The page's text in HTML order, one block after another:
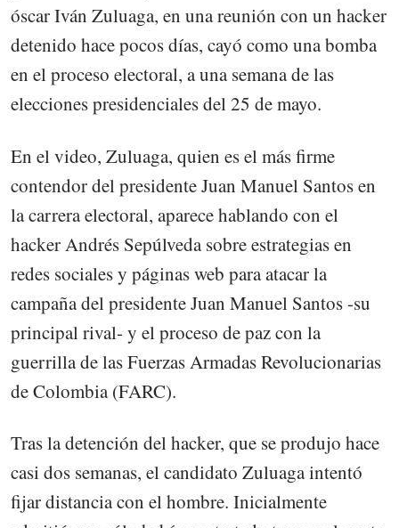
óscar Iván Zuluaga, en una reunión con un hacker
detenido hace pocos días, cayó como una bomba
en el proceso electoral, a una semana de las
elecciones presidenciales del 25 de mayo.
En el video, Zuluaga, quien es el más firme
contendor del presidente Juan Manuel Santos en
la carrera electoral, aparece hablando con el
hacker Andrés Sepúlveda sobre estrategias en
redes sociales y páginas web para atacar la
campaña del presidente Juan Manuel Santos -su
principal rival- y el proceso de paz con la
guerrilla de las Fuerzas Armadas Revolucionarias
de Colombia (FARC).
Tras la detención del hacker, que se produjo hace
casi dos semanas, el candidato Zuluaga intentó
fijar distancia con el hombre. Inicialmente